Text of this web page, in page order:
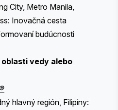
City, Metro Manila,
Inovačná cesta
budúcnosti
vedy alebo
hlavný región, Filipíny: